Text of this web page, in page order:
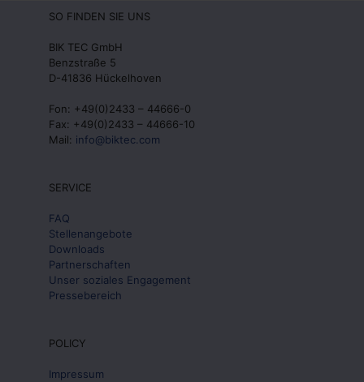
SO FINDEN SIE UNS
BIK TEC GmbH
Benzstraße 5
D-41836 Hückelhoven
Fon: +49(0)2433 – 44666-0
Fax: +49(0)2433 – 44666-10
Mail: info@biktec.com
SERVICE
FAQ
Stellenangebote
Downloads
Partnerschaften
Unser soziales Engagement
Pressebereich
POLICY
Impressum